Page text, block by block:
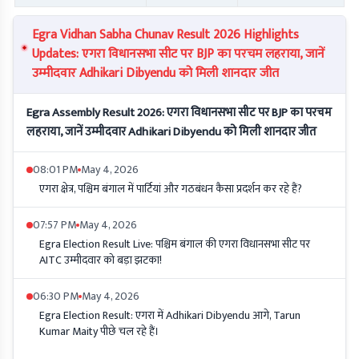
Egra Vidhan Sabha Chunav Result 2026 Highlights
Updates: एगरा विधानसभा सीट पर BJP का परचम लहराया, जानें
उम्मीदवार Adhikari Dibyendu को मिली शानदार जीत
Egra Assembly Result 2026: एगरा विधानसभा सीट पर BJP का परचम
लहराया, जानें उम्मीदवार Adhikari Dibyendu को मिली शानदार जीत
08:01 PM May 4, 2026
एगरा क्षेत्र, पश्चिम बंगाल में पार्टियां और गठबंधन कैसा प्रदर्शन कर रहे हैं?
07:57 PM May 4, 2026
Egra Election Result Live: पश्चिम बंगाल की एगरा विधानसभा सीट पर
AITC उम्मीदवार को बड़ा झटका!
06:30 PM May 4, 2026
Egra Election Result: एगरा में Adhikari Dibyendu आगे, Tarun
Kumar Maity पीछे चल रहे हैं।